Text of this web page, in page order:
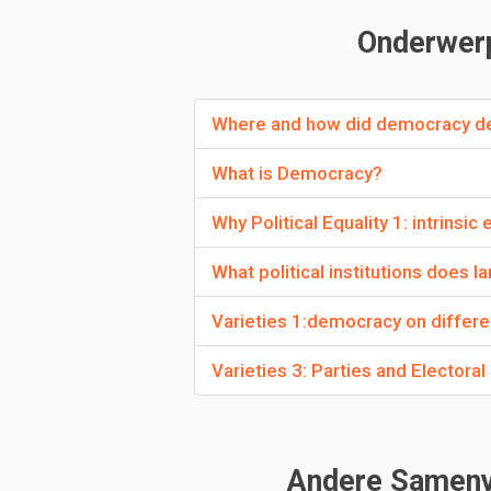
functies werden
Wat is kenmerkend
(mannen). Er
Wat was het
Door verovering
zeer gewaardeerd
instituties nooit goed
Rome. Hierdoor
assemblies.
Bestonden er
Where and how did democracy
What is Democracy?
Why Political Equality 1: intrinsic
What political institutions does
Varieties 1:democracy on
Varieties 3: Parties and Electoral
Andere